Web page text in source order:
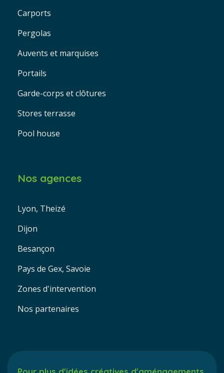
Carports
Pergolas
Auvents et marquises
Portails
Garde-corps et clôtures
Stores terrasse
Pool house
Nos agences
Lyon, Theizé
Dijon
Besançon
Pays de Gex, Savoie
Zones d'intervention
Nos partenaires